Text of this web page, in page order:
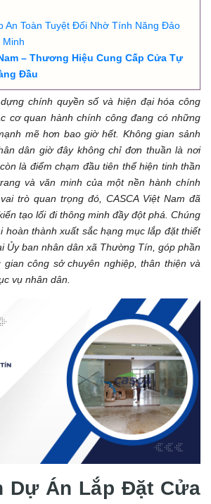
An Toàn Tuyệt Đối Nhờ Tính Năng Đảo
Minh
– Thương Hiệu Cung Cấp Cửa Tự
Đầu
chính quyền số và hiện đại hóa công
cơ quan hành chính công đang có những
mẽ hơn bao giờ hết. Không gian sảnh
dân giờ đây không chỉ đơn thuần là nơi
là điểm chạm đầu tiên thể hiện tinh thần
và văn minh của một nền hành chính
trò quan trọng đó, CASCA Việt Nam đã
tạo lối đi thông minh đầy đột phá. Chúng
hoàn thành xuất sắc hạng mục lắp đặt thiết
Ủy ban nhân dân xã Thường Tín, góp phần
công sở chuyên nghiệp, thân thiện và
vụ nhân dân.
Dự Án Lắp Đặt Cửa